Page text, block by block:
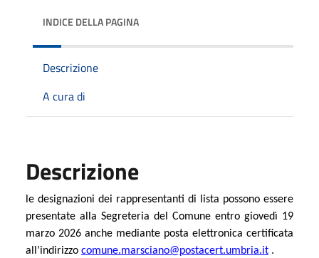
INDICE DELLA PAGINA
Descrizione
A cura di
Descrizione
le designazioni dei rappresentanti di lista possono essere
presentate alla Segreteria del Comune entro giovedì 19
marzo 2026 anche mediante posta elettronica certificata
all’indirizzo comune.marsciano@postacert.umbria.it .